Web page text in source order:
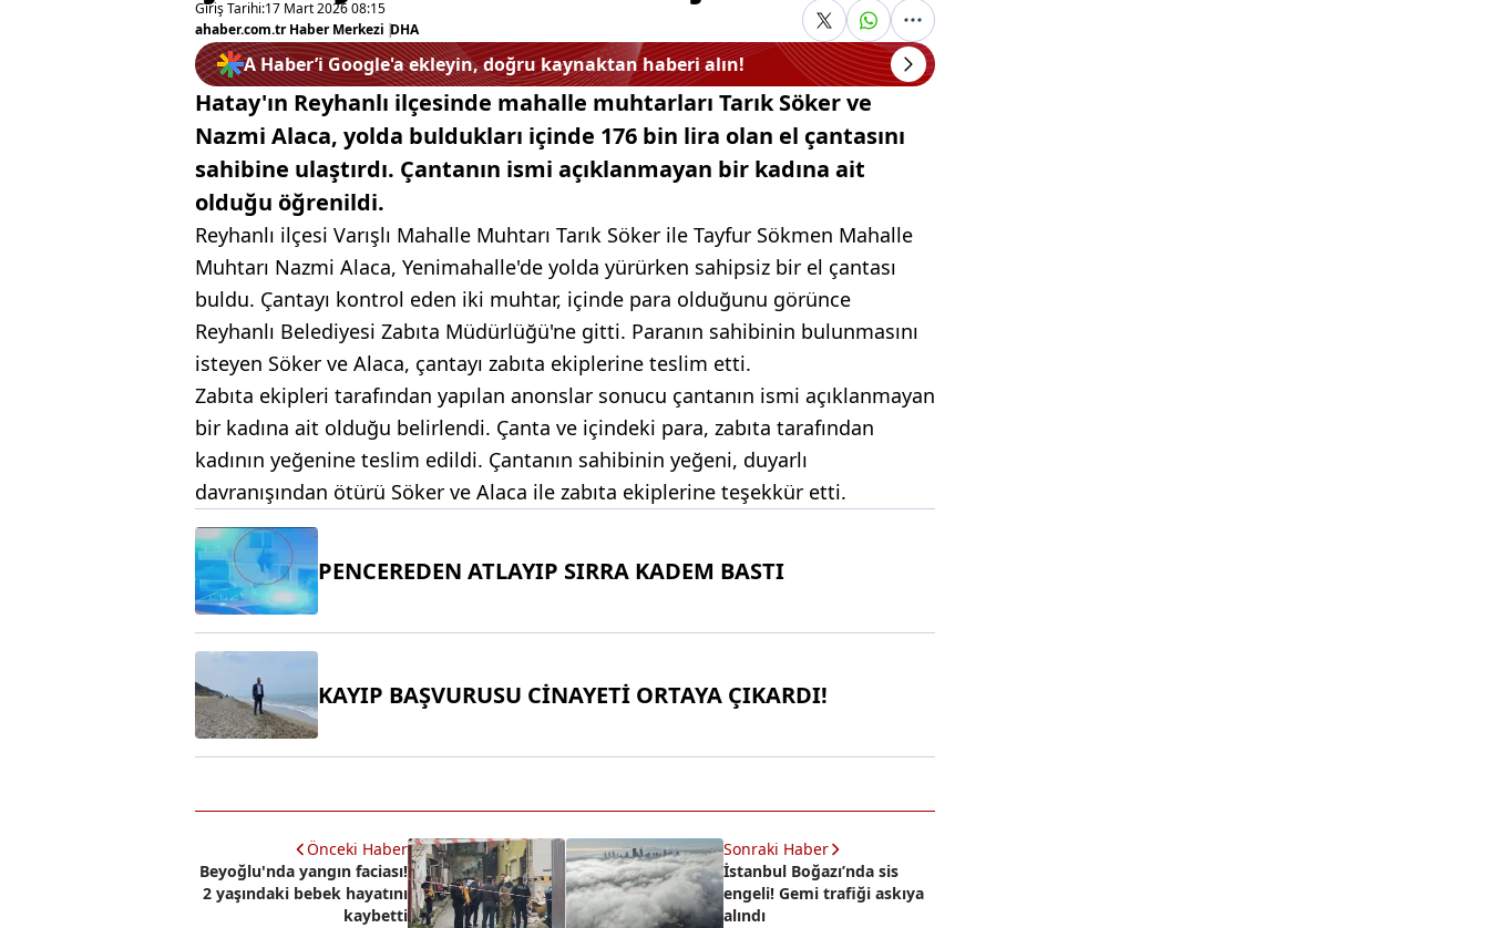
Giriş Tarihi:17 Mart 2026 08:15
ahaber.com.tr Haber Merkezi |DHA
A Haber’i Google'a ekleyin, doğru kaynaktan haberi alın!
Hatay'ın Reyhanlı ilçesinde mahalle muhtarları Tarık Söker ve
Nazmi Alaca, yolda buldukları içinde 176 bin lira olan el çantasını
sahibine ulaştırdı. Çantanın ismi açıklanmayan bir kadına ait
olduğu öğrenildi.
Reyhanlı ilçesi Varışlı Mahalle Muhtarı Tarık Söker ile Tayfur Sökmen Mahalle
Muhtarı Nazmi Alaca, Yenimahalle'de yolda yürürken sahipsiz bir el çantası
buldu. Çantayı kontrol eden iki muhtar, içinde para olduğunu görünce
Reyhanlı Belediyesi Zabıta Müdürlüğü'ne gitti. Paranın sahibinin bulunmasını
isteyen Söker ve Alaca, çantayı zabıta ekiplerine teslim etti.
Zabıta ekipleri tarafından yapılan anonslar sonucu çantanın ismi açıklanmayan
bir kadına ait olduğu belirlendi. Çanta ve içindeki para, zabıta tarafından
kadının yeğenine teslim edildi. Çantanın sahibinin yeğeni, duyarlı
davranışından ötürü Söker ve Alaca ile zabıta ekiplerine teşekkür etti.
PENCEREDEN ATLAYIP SIRRA KADEM BASTI
KAYIP BAŞVURUSU CİNAYETİ ORTAYA ÇIKARDI!
Önceki Haber
Beyoğlu'nda yangın faciası!
2 yaşındaki bebek hayatını
kaybetti
Sonraki Haber
İstanbul Boğazı’nda sis
engeli! Gemi trafiği askıya
alındı